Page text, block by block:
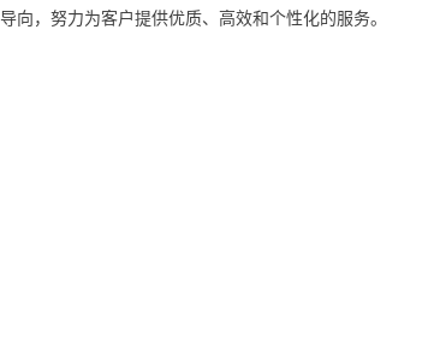
向，努力为客户提供优质、高效和个性化的服务。